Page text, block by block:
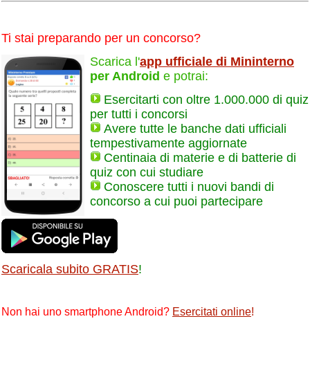
Ti stai preparando per un concorso?
Scarica l'app ufficiale di Mininterno
per Android e potrai:
Esercitarti con oltre 1.000.000 di quiz
per tutti i concorsi
Avere tutte le banche dati ufficiali
tempestivamente aggiornate
Centinaia di materie e di batterie di
quiz con cui studiare
Conoscere tutti i nuovi bandi di
concorso a cui puoi partecipare
Scaricala subito GRATIS!
Non hai uno smartphone Android? Esercitati online!